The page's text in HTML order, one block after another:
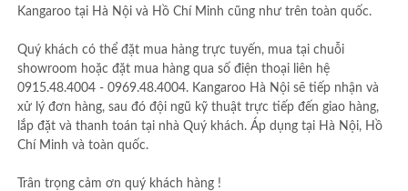
Kangaroo tại Hà Nội và Hồ Chí Minh cũng như trên toàn quốc.
Quý khách có thể đặt mua hàng trực tuyến, mua tại chuỗi
showroom hoặc đặt mua hàng qua số điện thoại liên hệ
0915.48.4004 - 0969.48.4004. Kangaroo Hà Nội sẽ tiếp nhận và
xử lý đơn hàng, sau đó đội ngũ kỹ thuật trực tiếp đến giao hàng,
lắp đặt và thanh toán tại nhà Quý khách. Áp dụng tại Hà Nội, Hồ
Chí Minh và toàn quốc.
Trân trọng cảm ơn quý khách hàng !